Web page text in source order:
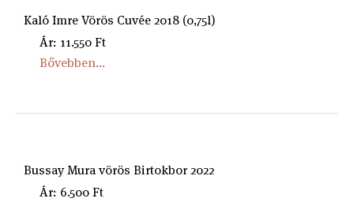
Kaló Imre Vörös Cuvée 2018 (0,75l)
Ár: 11.550 Ft
Bővebben...
Bussay Mura vörös Birtokbor 2022
Ár: 6.500 Ft